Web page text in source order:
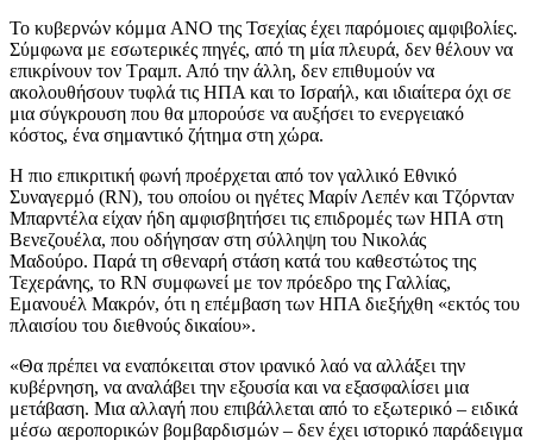
Το κυβερνών κόμμα ANO της Τσεχίας έχει παρόμοιες αμφιβολίες.
Σύμφωνα με εσωτερικές πηγές, από τη μία πλευρά, δεν θέλουν να
επικρίνουν τον Τραμπ. Από την άλλη, δεν επιθυμούν να
ακολουθήσουν τυφλά τις ΗΠΑ και το Ισραήλ, και ιδιαίτερα όχι σε
μια σύγκρουση που θα μπορούσε να αυξήσει το ενεργειακό
κόστος, ένα σημαντικό ζήτημα στη χώρα.
Η πιο επικριτική φωνή προέρχεται από τον γαλλικό Εθνικό
Συναγερμό (RN), του οποίου οι ηγέτες Μαρίν Λεπέν και Τζόρνταν
Μπαρντέλα είχαν ήδη αμφισβητήσει τις επιδρομές των ΗΠΑ στη
Βενεζουέλα, που οδήγησαν στη σύλληψη του Νικολάς
Μαδούρο. Παρά τη σθεναρή στάση κατά του καθεστώτος της
Τεχεράνης, το RN συμφωνεί με τον πρόεδρο της Γαλλίας,
Εμανουέλ Μακρόν, ότι η επέμβαση των ΗΠΑ διεξήχθη «εκτός του
πλαισίου του διεθνούς δικαίου».
«Θα πρέπει να εναπόκειται στον ιρανικό λαό να αλλάξει την
κυβέρνηση, να αναλάβει την εξουσία και να εξασφαλίσει μια
μετάβαση. Μια αλλαγή που επιβάλλεται από το εξωτερικό – ειδικά
μέσω αεροπορικών βομβαρδισμών – δεν έχει ιστορικό παράδειγμα